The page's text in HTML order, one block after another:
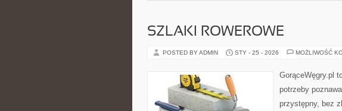
SZLAKI ROWEROWE
POSTED BY ADMIN STY - 25 - 2026 MOŻLIWOŚĆ
GorąceWęgry.pl
potrzeby
przystępny, bez